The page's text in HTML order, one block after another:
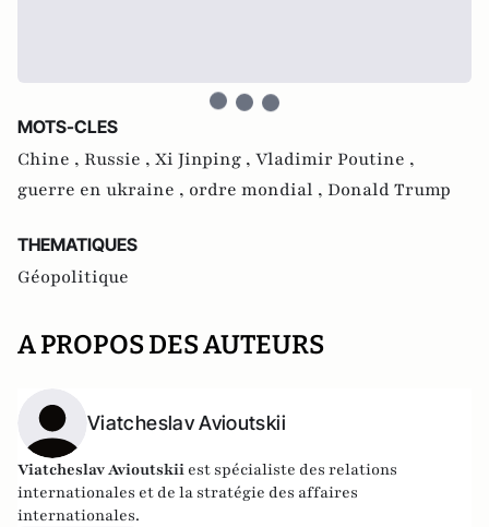
MOTS-CLES
Chine , Russie , Xi Jinping , Vladimir Poutine ,
guerre en ukraine , ordre mondial , Donald Trump
THEMATIQUES
Géopolitique
A PROPOS DES AUTEURS
Viatcheslav Avioutskii
Viatcheslav Avioutskii est spécialiste des relations
internationales et de la stratégie des affaires
internationales.